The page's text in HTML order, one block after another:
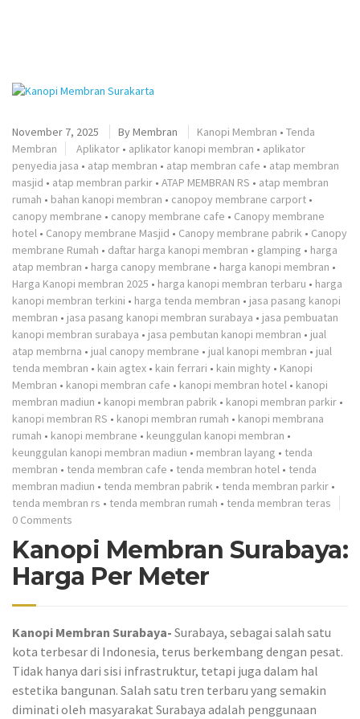
November 7, 2025 ByMembran Kanopi Membran • Tenda
Membran
Aplikator • aplikator kanopi membran • aplikator
penyedia jasa • atap membran • atap membran cafe • atap membran
masjid • atap membran parkir • ATAP MEMBRAN RS • atap membran
rumah • bahan kanopi membran • canopoy membrane carport •
canopy membrane • canopy membrane cafe • Canopy membrane
hotel • Canopy membrane Masjid • Canopy membrane pabrik • Canopy
membrane Rumah • daftar harga kanopi membran • glamping • harga
atap membran • harga canopy membrane • harga kanopi membran •
Harga Kanopi membran 2025 • harga kanopi membran terbaru • harga
kanopi membran terkini • harga tenda membran • jasa pasang kanopi
membran • jasa pasang kanopi membran surabaya • jasa pembuatan
kanopi membran surabaya • jasa pembutan kanopi membran • jual
atap membrna • jual canopy membrane • jual kanopi membran • jual
tenda membran • kain agtex • kain ferrari • kain mighty • Kanopi
Membran • kanopi membran cafe • kanopi membran hotel • kanopi
membran madiun • kanopi membran pabrik • kanopi membran parkir •
kanopi membran RS • kanopi membran rumah • kanopi membrana
rumah • kanopi membrane • keunggulan kanopi membran •
keunggulan kanopi membran madiun • membran layang • tenda
membran • tenda membran cafe • tenda membran hotel • tenda
membran madiun • tenda membran pabrik • tenda membran parkir •
tenda membran rs • tenda membran rumah • tenda membran teras
0 Comments
Kanopi Membran Surabaya:
Harga Per Meter
Kanopi Membran Surabaya- Surabaya, sebagai salah satu
kota terbesar di Indonesia, terus berkembang dengan pesat.
Tidak hanya dari sisi infrastruktur, tetapi juga dalam hal
estetika bangunan. Salah satu tren terbaru yang semakin
diminati oleh masyarakat Surabaya adalah penggunaan